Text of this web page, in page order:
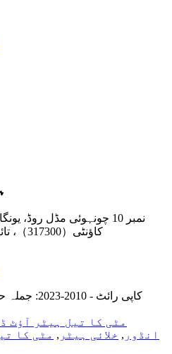
نمبر 10 چونہوئی مڈل روڈ،
کاؤنٹی（317300）، تائیژو شہر، صوبہ ژیجیانگ
© کاپی رائٹ - 2010-2023: جملہ حقوق محفوظ ہیں۔
مٹی کا تیل ہیٹر آؤٹ
انڈور , خلائی ہیٹر , مٹی کا